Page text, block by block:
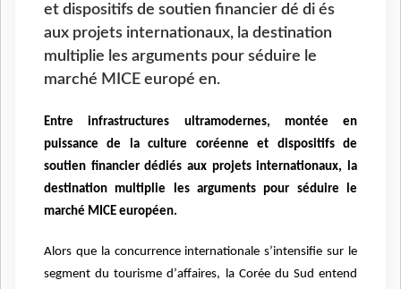
et dispositifs de soutien financier dé di és
aux projets internationaux, la destination
multiplie les arguments pour séduire le
marché MICE europé en.
Entre infrastructures ultramodernes, montée en
puissance de la culture coréenne et dispositifs de
soutien financier dédiés aux projets internationaux, la
destination multiplie les arguments pour séduire le
marché MICE européen.
Alors que la concurrence internationale s’intensifie sur le
segment du tourisme d’affaires, la Corée du Sud entend